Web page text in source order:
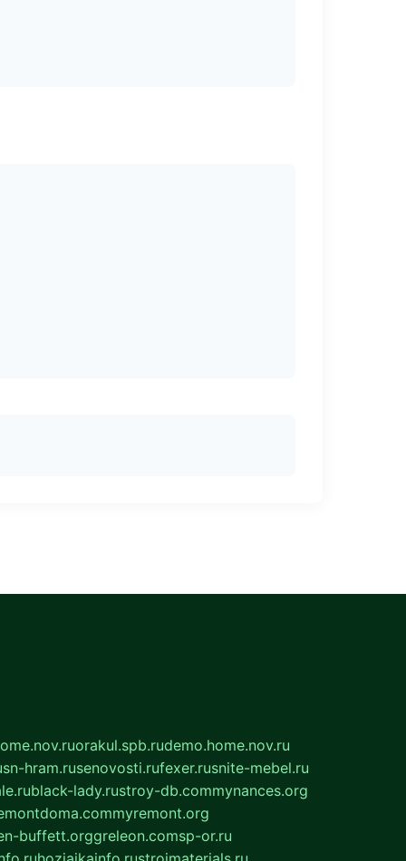
orakul.spb.rudemo.home.nov.ru
sn-hram.rusenovosti.rufexer.rusnite-mebel.ru
black-lady.rustroy-db.commynances.org
myremont.org
buffett.orggreleon.comsp-or.ru